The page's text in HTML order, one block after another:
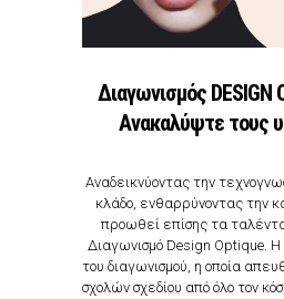
Διαγωνισμός DESIGN
Ανακαλύψτε τους
Αναδεικνύοντας την
κλάδο, ενθαρρύνοντας την
προωθεί επίσης τα
Διαγωνισμό Design Optique. Η
του διαγωνισμού, η οποία
σχολών σχεδίου από όλο τον